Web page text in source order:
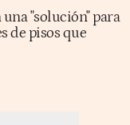
"solución" para
de pisos que